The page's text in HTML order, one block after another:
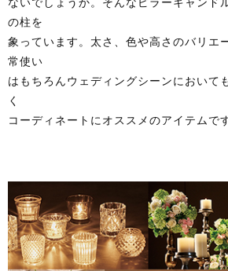
ないでしょうか。そんなピラーキャンド
の柱を
象っています。太さ、色や高さのバリエ
常使い
はもちろんウェディングシーンにおいて
く
コーディネートにオススメのアイテムで